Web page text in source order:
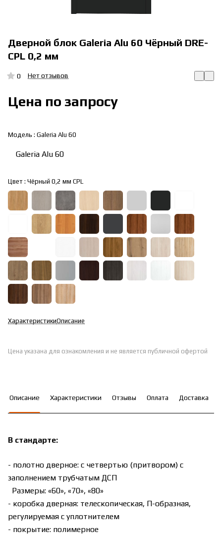
Дверной блок Galeria Alu 60 Чёрный DRE-
CPL 0,2 мм
0 Нет отзывов
Цена по запросу
Модель : Galeria Alu 60
Galeria Alu 60
Цвет : Чёрный 0,2 мм CPL
ХарактеристикиОписание
Цена указана для ознакомления и не является публичной офертой
Описание Характеристики Отзывы Оплата Доставка
В стандарте:
- полотно дверное: с четвертью (притвором) с
заполнением трубчатым ДСП
Размеры: «60», «70», «80»
- коробка дверная: телескопическая, П-образная,
регулируемая с уплотнителем
- покрытие: полимерное